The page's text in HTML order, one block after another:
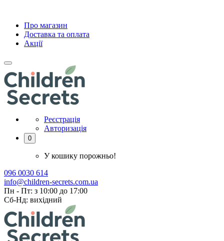
Про магазин
Доставка та оплата
Акції
Реєстрація
Авторизація
0
У кошику порожньо!
096 0030 614
info@children-secrets.com.ua
Пн - Пт: з 10:00 до 17:00
Сб-Нд: вихідний